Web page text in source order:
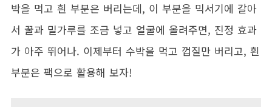
박을 먹고 흰 부분은 버리는데, 이 부분을 믹서기에 갈아
서 꿀과 밀가루를 조금 넣고 얼굴에 올려주면, 진정 효과
가 아주 뛰어나. 이제부터 수박을 먹고 껍질만 버리고, 흰
부분은 팩으로 활용해 보자!